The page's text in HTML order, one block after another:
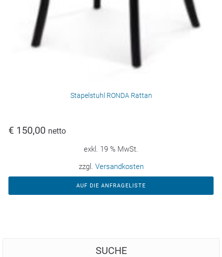
Stapelstuhl RONDA Rattan
€ 150,00 netto
exkl. 19 % MwSt.
zzgl. Versandkosten
AUF DIE ANFRAGELISTE
SUCHE